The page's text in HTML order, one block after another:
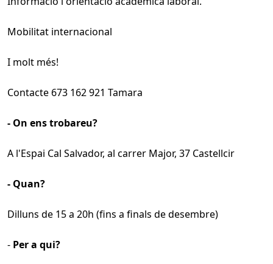
Mobilitat internacional
I molt més!
Contacte 673 162 921 Tamara
- On ens trobareu?
A l'Espai Cal Salvador, al carrer Major, 37 Castellcir
- Quan?
Dilluns de 15 a 20h (fins a finals de desembre)
- Per a qui?